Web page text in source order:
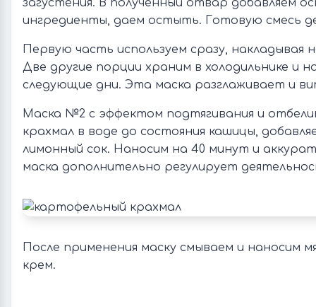
загустения. В полученный отвар добавляем
ингредиенты, даем остыть. Готовую смесь
Первую часть используем сразу, накладывая
Две другие порции храним в холодильнике и
следующие дни. Эта маска разглаживает и
Маска №2 с эффектом подтягивания и
крахмал в воде до состояния кашицы,
лимонный сок. Наносим на 40 минут и
маска дополнительно регулирует
После применения маску смываем и наносим
крем.